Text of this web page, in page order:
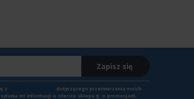
Zapisz się
z
dotyczącego przetwarzania moich
mi informacji o ofercie sklepu tj. o promocjach,